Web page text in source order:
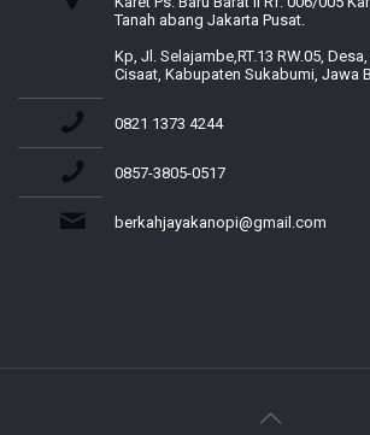
Tanah abang Jakarta Pusat.
Kp, Jl. Selajambe,RT.13 RW.05,
Cisaat, Kabupaten Sukabumi, Jawa
0821 1373 4244
0857-3805-0517
berkahjayakanopi@gmail.com